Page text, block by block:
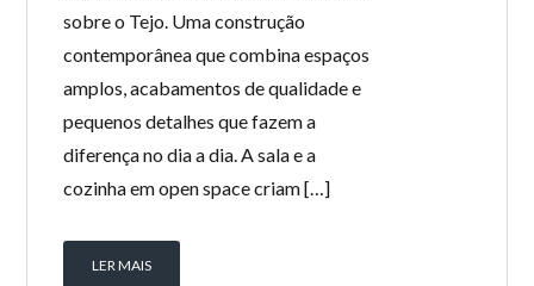
sobre o Tejo. Uma construção
contemporânea que combina espaços
amplos, acabamentos de qualidade e
pequenos detalhes que fazem a
diferença no dia a dia. A sala e a
cozinha em open space criam […]
LER MAIS